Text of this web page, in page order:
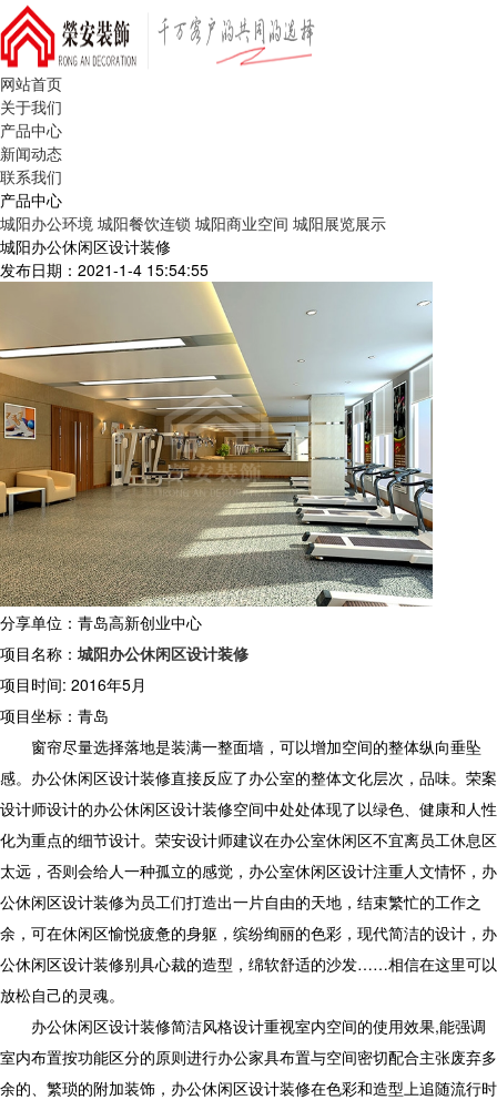
网站首页
关于我们
产品中心
新闻动态
联系我们
产品中心
城阳办公环境 城阳餐饮连锁 城阳商业空间 城阳展览展示
城阳办公休闲区设计装修
发布日期：2021-1-4 15:54:55
分享单位：青岛高新创业中心
项目名称： 城阳办公休闲区设计装修
项目时间: 2016年5月
项目坐标：青岛
窗帘尽量选择落地是装满一整面墙，可以增加空间的整体纵向垂坠
感。办公休闲区设计装修直接反应了办公室的整体文化层次，品味。荣案
设计师设计的办公休闲区设计装修空间中处处体现了以绿色、健康和人性
化为重点的细节设计。荣安设计师建议在办公室休闲区不宜离员工休息区
太远，否则会给人一种孤立的感觉，办公室休闲区设计注重人文情怀，办
公休闲区设计装修为员工们打造出一片自由的天地，结束繁忙的工作之
余，可在休闲区愉悦疲惫的身躯，缤纷绚丽的色彩，现代简洁的设计，办
公休闲区设计装修别具心裁的造型，绵软舒适的沙发……相信在这里可以
放松自己的灵魂。
办公休闲区设计装修简洁风格设计重视室内空间的使用效果,能强调
室内布置按功能区分的原则进行办公家具布置与空间密切配合主张废弃多
余的、繁琐的附加装饰，办公休闲区设计装修在色彩和造型上追随流行时